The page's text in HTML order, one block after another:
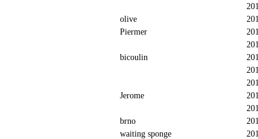
olive
Piermer
bicoulin
Jerome
brno
waiting sponge